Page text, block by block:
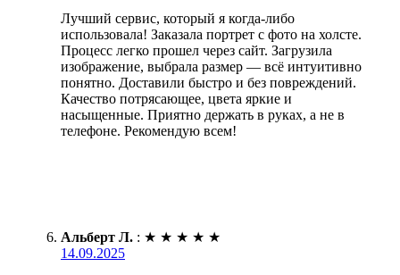
Лучший сервис, который я когда-либо
использовала! Заказала портрет с фото на холсте.
Процесс легко прошел через сайт. Загрузила
изображение, выбрала размер — всё интуитивно
понятно. Доставили быстро и без повреждений.
Качество потрясающее, цвета яркие и
насыщенные. Приятно держать в руках, а не в
телефоне. Рекомендую всем!
Альберт Л. : ★ ★ ★ ★ ★
14.09.2025